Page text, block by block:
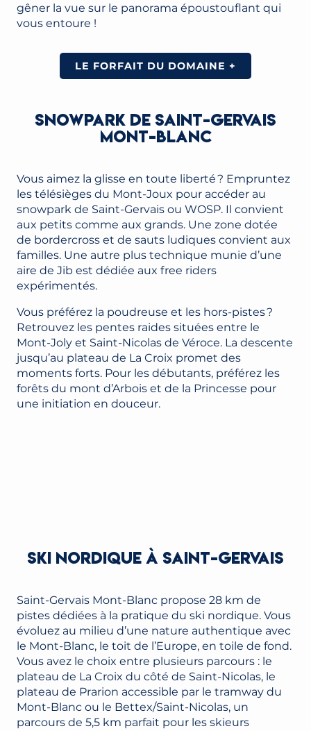
gêner la vue sur le panorama époustouflant qui
vous entoure !
LE FORFAIT DU DOMAINE +
SNOWPARK DE SAINT-GERVAIS
MONT-BLANC
Vous aimez la glisse en toute liberté ? Empruntez
les télésièges du Mont-Joux pour accéder au
snowpark de Saint-Gervais ou WOSP. Il convient
aux petits comme aux grands. Une zone dotée
de bordercross et de sauts ludiques convient aux
familles. Une autre plus technique munie d’une
aire de Jib est dédiée aux free riders
expérimentés.
Vous préférez la poudreuse et les hors-pistes ?
Retrouvez les pentes raides situées entre le
Mont-Joly et Saint-Nicolas de Véroce. La descente
jusqu’au plateau de La Croix promet des
moments forts. Pour les débutants, préférez les
forêts du mont d’Arbois et de la Princesse pour
une initiation en douceur.
SKI NORDIQUE À SAINT-GERVAIS
Saint-Gervais Mont-Blanc propose 28 km de
pistes dédiées à la pratique du ski nordique. Vous
évoluez au milieu d’une nature authentique avec
le Mont-Blanc, le toit de l’Europe, en toile de fond.
Vous avez le choix entre plusieurs parcours : le
plateau de La Croix du côté de Saint-Nicolas, le
plateau de Prarion accessible par le tramway du
Mont-Blanc ou le Bettex/Saint-Nicolas, un
parcours de 5,5 km parfait pour les skieurs